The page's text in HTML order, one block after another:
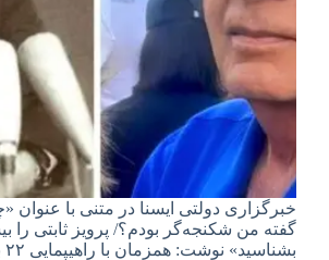
خبرگزاری دولتی ایسنا در متنی با
گفته من شکنجه‌گر بودم؟/ پرویز ثابتی را